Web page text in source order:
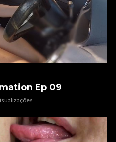
Ep 09